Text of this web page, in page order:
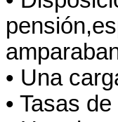
• Una
• Tasas